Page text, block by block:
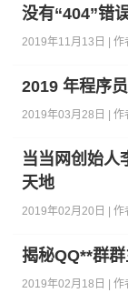
没有“404”错
2019年11月13日 |
2019 年程序
2019年03月28日 |
当当网创始人
天地
2019年02月20日 |
揭秘QQ**群
2019年02月18日 |